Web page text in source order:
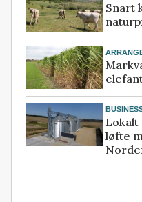
Snart
Lokalt
løfte